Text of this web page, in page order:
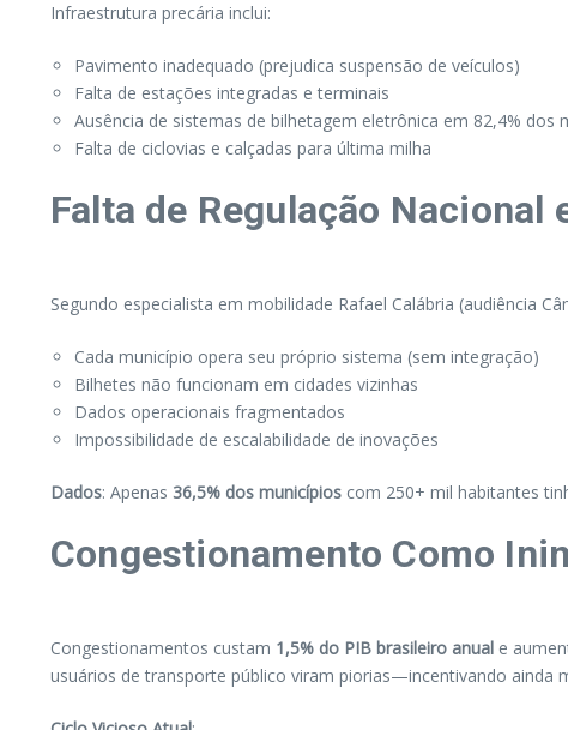
Infraestrutura precária inclui:
Pavimento inadequado (prejudica suspensão de veículos)
Falta de estações integradas e terminais
Ausência de sistemas de bilhetagem eletrônica em 82,4% dos
Falta de ciclovias e calçadas para última milha
Falta de Regulação
Segundo especialista em mobilidade Rafael Calábria (audiência
Cada município opera seu próprio sistema (sem integração)
Bilhetes não funcionam em cidades vizinhas
Dados operacionais fragmentados
Impossibilidade de escalabilidade de inovações
Dados: Apenas 36,5% dos municípios com 250+ mil habitantes
Congestionamento Como
Congestionamentos custam 1,5% do PIB brasileiro anual e
usuários de transporte público viram piorias—incentivando ainda